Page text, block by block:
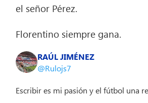
el señor Pérez.
Florentino siempre gana.
RAÚL JIMÉNEZ
@Rulojs7
Escribir es mi pasión y el fútbol una